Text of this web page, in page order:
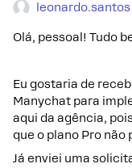
leonardo.santos
Olá, pessoal! Tudo
Eu gostaria de
Manychat para
aqui da agência,
que o plano Pro não
Já enviei uma